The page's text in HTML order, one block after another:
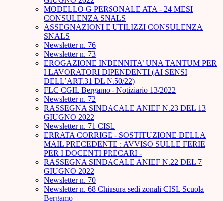
MODELLO G PERSONALE ATA - 24 MESI
CONSULENZA SNALS
ASSEGNAZIONI E UTILIZZI CONSULENZA
SNALS
Newsletter n. 76
Newsletter n. 73
EROGAZIONE INDENNITA’ UNA TANTUM PER
I LAVORATORI DIPENDENTI (AI SENSI
DELL’ART.31 DL N.50/22)
FLC CGIL Bergamo - Notiziario 13/2022
Newsletter n. 72
RASSEGNA SINDACALE ANIEF N.23 DEL 13
GIUGNO 2022
Newsletter n. 71 CISL
ERRATA CORRIGE - SOSTITUZIONE DELLA
MAIL PRECEDENTE : AVVISO SULLE FERIE
PER I DOCENTI PRECARI -
RASSEGNA SINDACALE ANIEF N.22 DEL 7
GIUGNO 2022
Newsletter n. 70
Newsletter n. 68 Chiusura sedi zonali CISL Scuola
Bergamo